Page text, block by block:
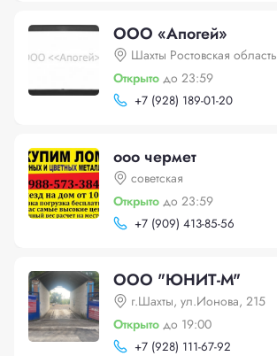
ООО «Апогей»
Шахты Ростовская область
Открыто до 23:59
+7 (928) 189-01-20
ооо чермет
советская
Открыто до 23:59
+7 (909) 413-85-56
ООО "ЮНИТ-М"
г.Шахты, ул.Ионова, 215
Открыто до 19:00
+7 (928) 111-67-92